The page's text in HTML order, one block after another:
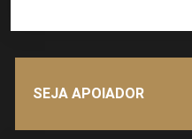
SEJA APOIADOR